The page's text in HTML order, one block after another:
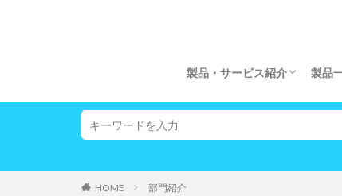
製品・サービス紹介
製品・サービス紹介
phoenixTM製品のご案内
主要取扱製品
主要取扱メーカー
製品
HOME 部門紹介